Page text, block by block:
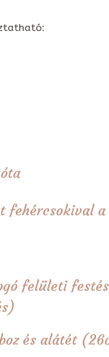
fehércsokival
felületi
és alátét